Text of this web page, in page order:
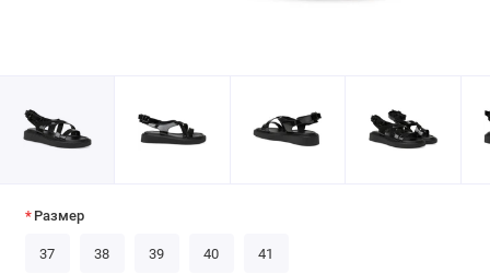
Размер
37 38 39 40 41